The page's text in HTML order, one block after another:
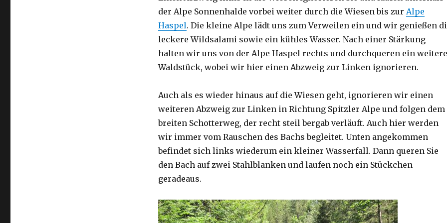
der Alpe Sonnenhalde vorbei weiter durch die Wiesen bis zur Alpe
Haspel. Die kleine Alpe lädt uns zum Verweilen ein und wir genießen
leckere Wildsalami sowie ein kühles Wasser. Nach einer Stärkung
halten wir uns von der Alpe Haspel rechts und durchqueren ein
Waldstück, wobei wir hier einen Abzweig zur Linken ignorieren.
Auch als es wieder hinaus auf die Wiesen geht, ignorieren wir einen
weiteren Abzweig zur Linken in Richtung Spitzler Alpe und folgen dem
breiten Schotterweg, der recht steil bergab verläuft. Auch hier werden
wir immer vom Rauschen des Bachs begleitet. Unten angekommen
befindet sich links wiederum ein kleiner Wasserfall. Dann queren Sie
den Bach auf zwei Stahlblanken und laufen noch ein Stückchen
geradeaus.